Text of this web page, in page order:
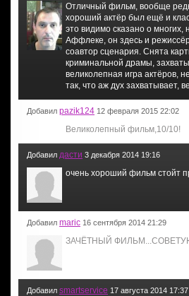
Отличный фильм, вообще
хороший актёр был ещё и
это видимо сказано о многих,
Аффлеке, он здесь и
соавтор сценария. Снята
криминальной драмы,
великолепная игра актёров,
так, что аж дух захватывает,
Добавил pazik124 12 февраля 2015 22:02
Великолепный фильм,10/10!
Добавил дасти 3 декабря 2014 19:16
очень хороший фильм стойт
Добавил maric 16 сентября 2014 21:29
ЗАЧЁТНЫЙ
Добавил smartservice 17 августа 2014 17:37